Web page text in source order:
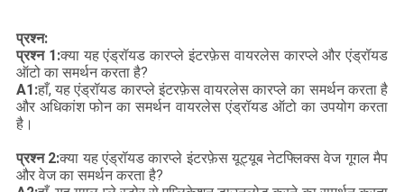
प्रश्न:
प्रश्न 1:क्या यह एंड्रॉयड कारप्ले इंटरफ़ेस वायरलेस कारप्ले और एंड्रॉयड
ऑटो का समर्थन करता है?
A1:हाँ, यह एंड्रॉयड कारप्ले इंटरफ़ेस वायरलेस कारप्ले का समर्थन करता है
और अधिकांश फोन का समर्थन वायरलेस एंड्रॉयड ऑटो का उपयोग करता
है।
प्रश्न 2:क्या यह एंड्रॉयड कारप्ले इंटरफ़ेस यूट्यूब नेटफ्लिक्स वेज गूगल मैप
और वेज का समर्थन करता है?